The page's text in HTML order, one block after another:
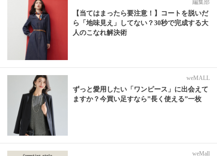
編集部
【当てはまったら要注意！】コートを脱いだ
ら「地味見え」してない？30秒で完成する大
人のこなれ解決術
weMALL
ずっと愛用したい「ワンピース」に出会えて
ますか？今買い足すなら”長く使える”一枚
weMall